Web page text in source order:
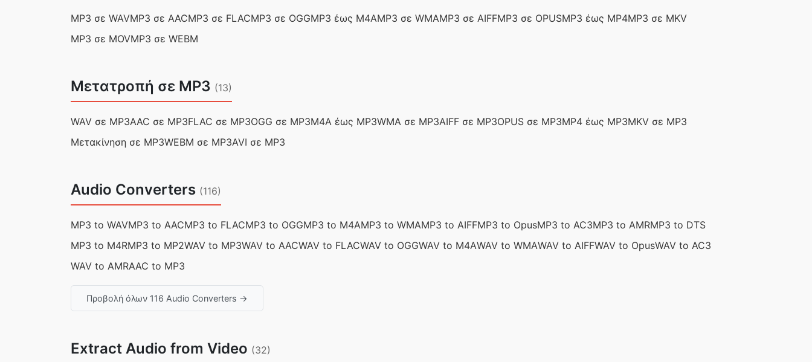
MP3 σε WAVMP3 σε AACMP3 σε FLACMP3 σε OGGMP3 έως M4AMP3 σε WMAMP3 σε AIFFMP3 σε OPUSMP3 έως MP4MP3 σε MKV
MP3 σε MOVMP3 σε WEBM
Μετατροπή σε MP3 (13)
WAV σε MP3AAC σε MP3FLAC σε MP3OGG σε MP3M4A έως MP3WMA σε MP3AIFF σε MP3OPUS σε MP3MP4 έως MP3MKV σε MP3
Μετακίνηση σε MP3WEBM σε MP3AVI σε MP3
Audio Converters (116)
MP3 to WAVMP3 to AACMP3 to FLACMP3 to OGGMP3 to M4AMP3 to WMAMP3 to AIFFMP3 to OpusMP3 to AC3MP3 to AMRMP3 to DTS
MP3 to M4RMP3 to MP2WAV to MP3WAV to AACWAV to FLACWAV to OGGWAV to M4AWAV to WMAWAV to AIFFWAV to OpusWAV to AC3
WAV to AMRAAC to MP3
Προβολή όλων 116 Audio Converters →
Extract Audio from Video (32)